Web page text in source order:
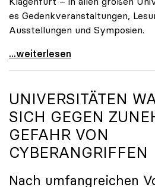
es Gedenkveranstaltungen,
Ausstellungen und Symposien.
uniko-Präsidentin Brigitte
...weiterlesen
UNIVERSITÄTEN
SICH GEGEN
GEFAHR VON
CYBERANGRIFFEN
Nach umfangreichen